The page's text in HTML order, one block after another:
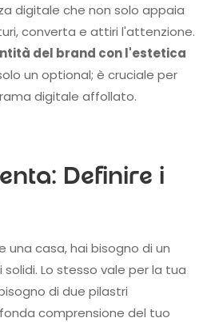
digitale che non solo appaia
converta e attiri l'attenzione.
del brand con l'estetica
un optional; è cruciale per
digitale affollato.
Definire i
una casa, hai bisogno di un
Lo stesso vale per la tua
di due pilastri
comprensione del tuo